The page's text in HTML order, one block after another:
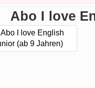
Abo I love